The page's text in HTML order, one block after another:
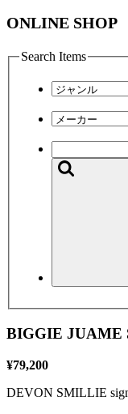
ONLINE SHOP
Search Items
BIGGIE JUAME
¥79,200
DEVON SMILLIE